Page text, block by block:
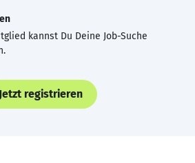
kannst Du Deine Job-Suche
Jetzt registrieren